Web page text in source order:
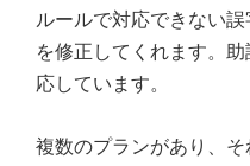
ルールで対応できない
を修正してくれます。
応しています。
複数のプランがあり、